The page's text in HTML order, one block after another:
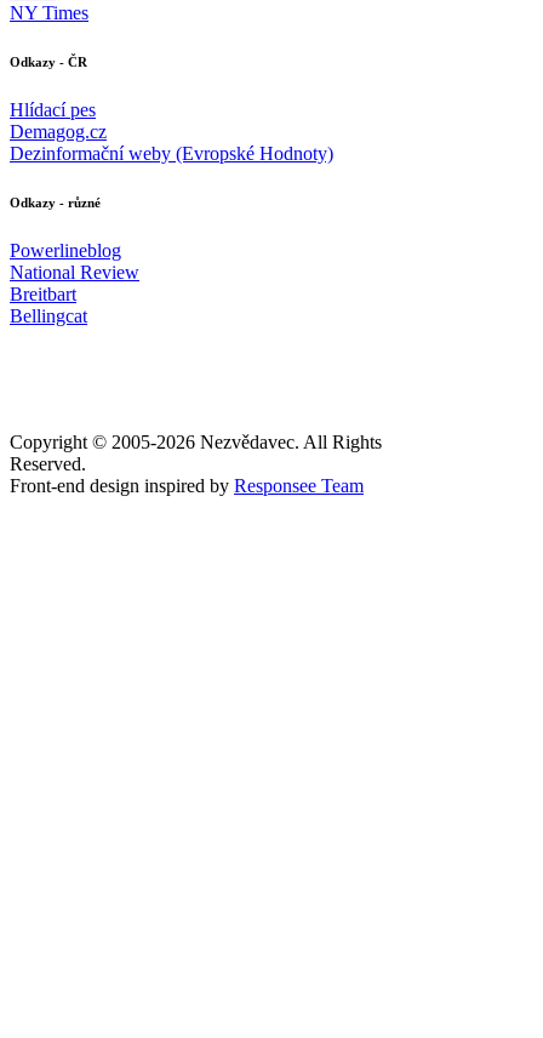
NY Times
Odkazy - ČR
Hlídací pes
Demagog.cz
Dezinformační weby (Evropské Hodnoty)
Odkazy - různé
Powerlineblog
National Review
Breitbart
Bellingcat
Copyright © 2005-2026 Nezvědavec. All Rights
Reserved.
Front-end design inspired by Responsee Team